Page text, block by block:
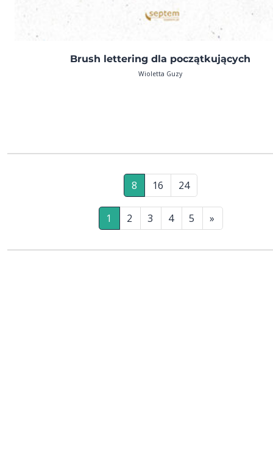
Brush lettering dla początkujących
Wioletta Guzy
8 16 24
1 2 3 4 5 »